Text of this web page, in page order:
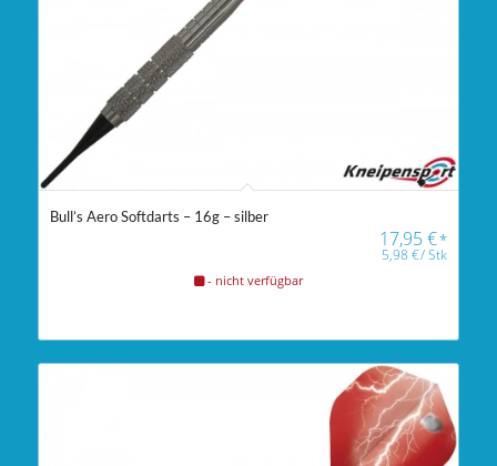
Bull’s Aero Softdarts – 16g – silber
17,95€*
5,98€/Stk
- nicht verfügbar